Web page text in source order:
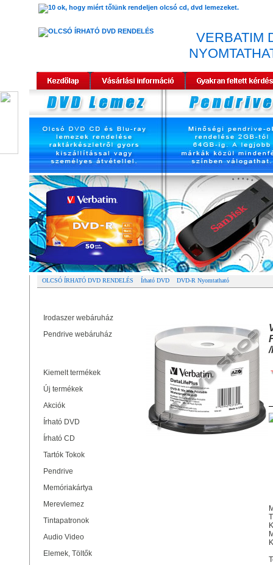
VERBATIM
OLCSÓ ÍRHATÓ DVD RENDELÉS Írható DVD DVD-R Nyomtatható
Irodaszer webáruház
Pendrive webáruház
Kiemelt termékek
Új termékek
Akciók
Írható DVD
Írható CD
Tartók Tokok
Pendrive
Memóriakártya
Merevlemez
Tintapatronok
Audio Video
Elemek, Töltők
/